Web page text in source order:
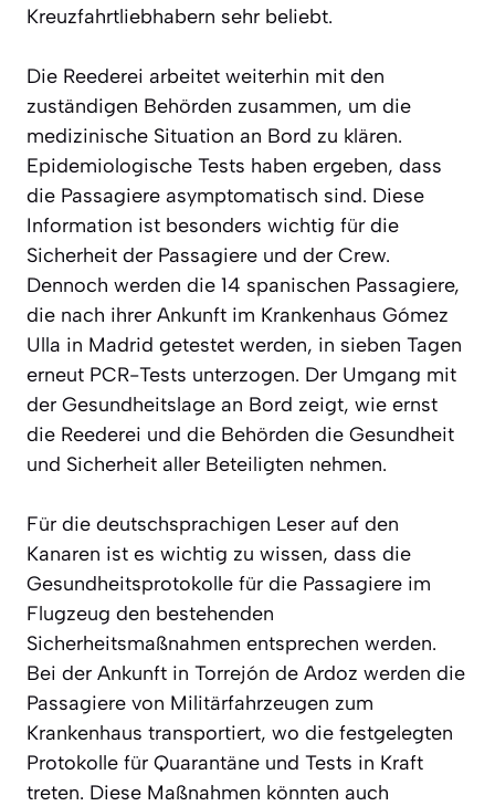
Kreuzfahrtliebhabern sehr beliebt.
Die Reederei arbeitet weiterhin mit den
zuständigen Behörden zusammen, um die
medizinische Situation an Bord zu klären.
Epidemiologische Tests haben ergeben, dass
die Passagiere asymptomatisch sind. Diese
Information ist besonders wichtig für die
Sicherheit der Passagiere und der Crew.
Dennoch werden die 14 spanischen Passagiere,
die nach ihrer Ankunft im Krankenhaus Gómez
Ulla in Madrid getestet werden, in sieben Tagen
erneut PCR-Tests unterzogen. Der Umgang mit
der Gesundheitslage an Bord zeigt, wie ernst
die Reederei und die Behörden die Gesundheit
und Sicherheit aller Beteiligten nehmen.
Für die deutschsprachigen Leser auf den
Kanaren ist es wichtig zu wissen, dass die
Gesundheitsprotokolle für die Passagiere im
Flugzeug den bestehenden
Sicherheitsmaßnahmen entsprechen werden.
Bei der Ankunft in Torrejón de Ardoz werden die
Passagiere von Militärfahrzeugen zum
Krankenhaus transportiert, wo die festgelegten
Protokolle für Quarantäne und Tests in Kraft
treten. Diese Maßnahmen könnten auch